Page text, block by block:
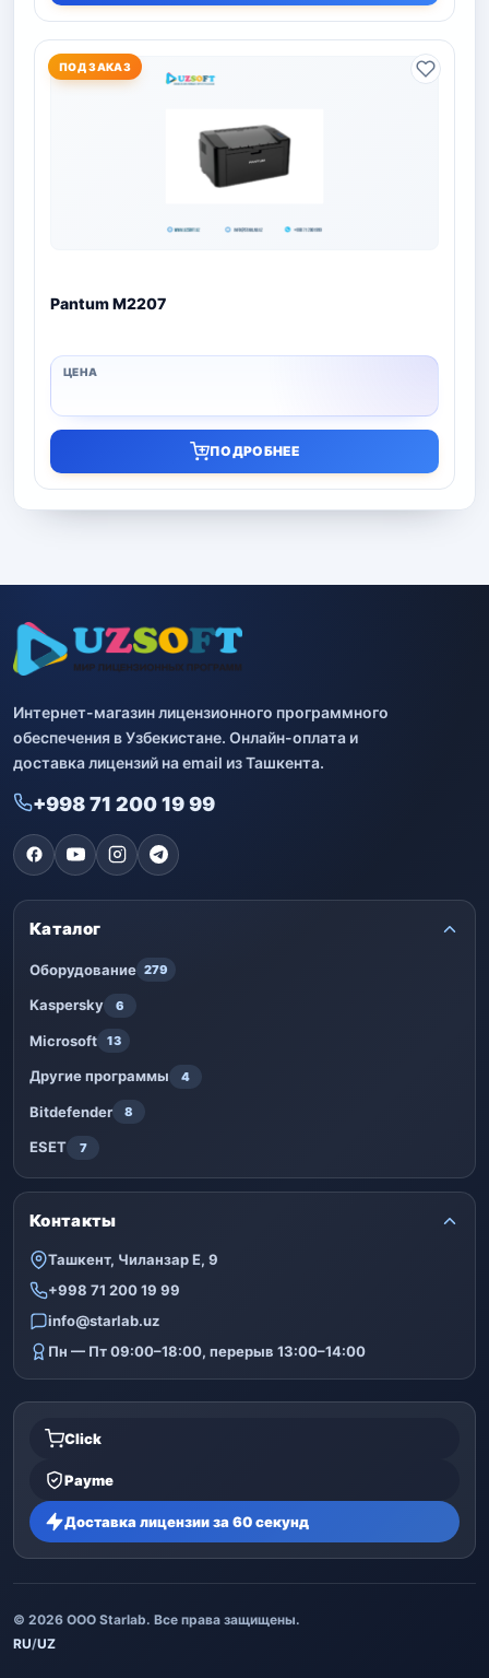
ПОД ЗАКАЗ
Pantum M2207
ПОДРОБНЕЕ
Интернет-магазин лицензионного программного
обеспечения в Узбекистане. Онлайн-оплата и
доставка лицензий на email из Ташкента.
+998 71 200 19 99
Каталог
Оборудование 279
Kaspersky 6
Microsoft 13
Другие программы 4
Bitdefender 8
ESET 7
Контакты
Ташкент, Чиланзар Е, 9
+998 71 200 19 99
info@starlab.uz
Пн — Пт 09:00–18:00, перерыв 13:00–14:00
Click
Payme
Доставка лицензии за 60 секунд
© 2026 ООО Starlab. Все права защищены.
RU/UZ